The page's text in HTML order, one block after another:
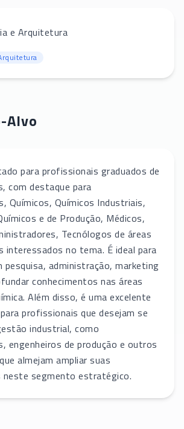
e Arquitetura
Alvo
para profissionais graduados de
com destaque para
Químicos, Químicos Industriais,
e de Produção, Médicos,
Tecnólogos de áreas
interessados no tema. É ideal para
pesquisa, administração, marketing
conhecimentos nas áreas
Além disso, é uma excelente
profissionais que desejam se
industrial, como
engenheiros de produção e outros
almejam ampliar suas
neste segmento estratégico.